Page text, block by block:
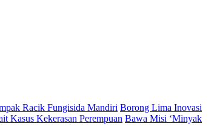
Racik Fungisida Mandiri Borong Lima Inovasi
Kasus Kekerasan Perempuan Bawa Misi ‘Minyak